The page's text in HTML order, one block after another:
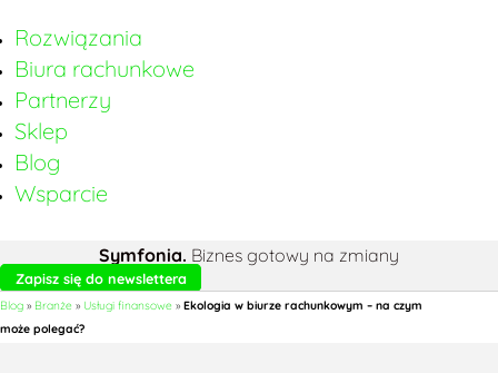
Rozwiązania
Biura rachunkowe
Partnerzy
Sklep
Blog
Wsparcie
Symfonia. Biznes gotowy na zmiany
Zapisz się do newslettera
Blog » Branże » Usługi finansowe » Ekologia w biurze rachunkowym – na czym
może polegać?